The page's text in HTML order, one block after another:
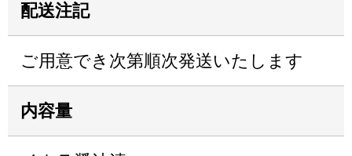
配送注記
ご用意でき次第順次発送いたします
内容量